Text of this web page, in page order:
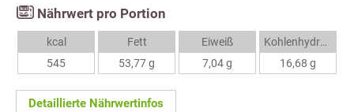
Nährwert pro Portion
kcal
545
Fett
53,77 g
Eiweiß
7,04 g
Kohlenhydrate
16,68 g
Detaillierte Nährwertinfos